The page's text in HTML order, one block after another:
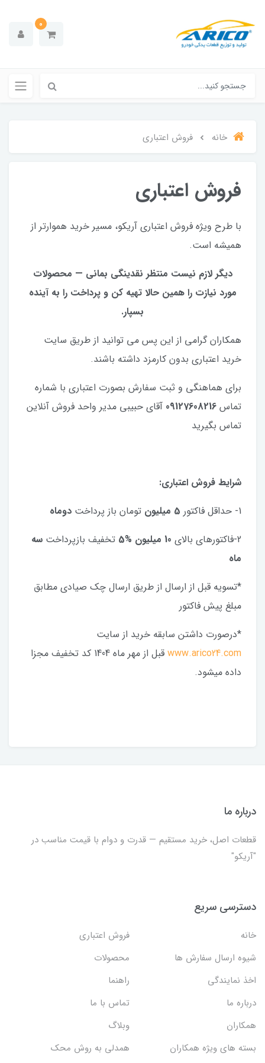
0
خانه فروش اعتباری
فروش اعتباری
با طرح ویژه فروش اعتباری آریکو، مسیر خرید هموارتر از
همیشه است.
دیگر لازم نیست منتظر نقدینگی بمانی — محصولات
مورد نیازت را همین حالا تهیه کن و پرداخت را به آینده
بسپار.
همکاران گرامی از این پس می توانید از طریق سایت
خرید اعتباری بدون کارمزد داشته باشند.
برای هماهنگی و ثبت سفارش بصورت اعتباری با شماره
تماس 09127608216 آقای حبیبی مدیر واحد فروش آنلاین
تماس بگیرید
شرایط فروش اعتباری:
1- حداقل فاکتور
5 میلیون تومان باز پرداخت دوماه
2-فاکتورهای بالای
%5 تخفیف بازپرداخت سه
ماه
*تسویه قبل از ارسال از طریق ارسال چک صیادی مطابق
مبلغ پیش فاکتور
*درصورت داشتن سابقه خرید از سایت
www.arico24.com
قبل از مهر ماه 1404 کد تخفیف مجزا
داده میشود.
درباره ما
قطعات اصل، خرید مستقیم — قدرت و دوام با قیمت مناسب در
"آریکو"
دسترسی سریع
خانه
فروش اعتباری
شیوه ارسال سفارش ها
محصولات
اخذ نمایندگی
راهنما
درباره ما
تماس با ما
همکاران
وبلاگ
بسته های ویژه همکاران
همدلی به روش محک